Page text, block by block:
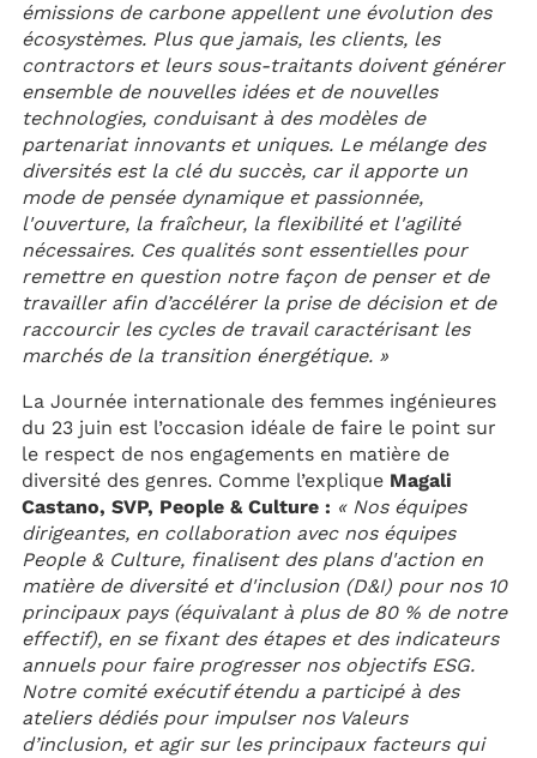
émissions de carbone appellent une évolution des
écosystèmes. Plus que jamais, les clients, les
contractors et leurs sous-traitants doivent générer
ensemble de nouvelles idées et de nouvelles
technologies, conduisant à des modèles de
partenariat innovants et uniques. Le mélange des
diversités est la clé du succès, car il apporte un
mode de pensée dynamique et passionnée,
l'ouverture, la fraîcheur, la flexibilité et l'agilité
nécessaires. Ces qualités sont essentielles pour
remettre en question notre façon de penser et de
travailler afin d’accélérer la prise de décision et de
raccourcir les cycles de travail caractérisant les
marchés de la transition énergétique. »
La Journée internationale des femmes ingénieures
du 23 juin est l’occasion idéale de faire le point sur
le respect de nos engagements en matière de
diversité des genres. Comme l’explique Magali
Castano, SVP, People & Culture : « Nos équipes
dirigeantes, en collaboration avec nos équipes
People & Culture, finalisent des plans d'action en
matière de diversité et d'inclusion (D&I) pour nos 10
principaux pays (équivalant à plus de 80 % de notre
effectif), en se fixant des étapes et des indicateurs
annuels pour faire progresser nos objectifs ESG.
Notre comité exécutif étendu a participé à des
ateliers dédiés pour impulser nos Valeurs
d’inclusion, et agir sur les principaux facteurs qui